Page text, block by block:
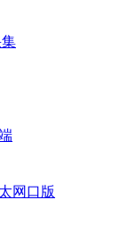
网口版